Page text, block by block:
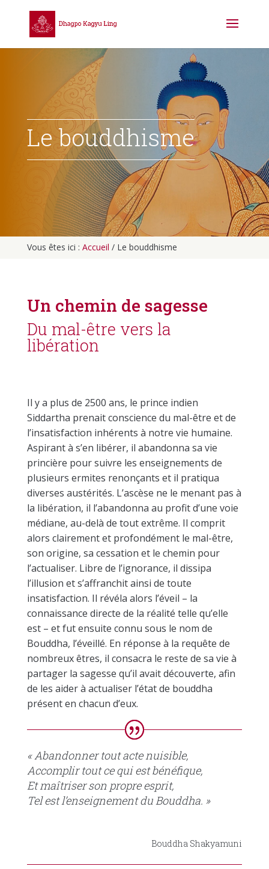
Le bouddhisme
Vous êtes ici : Accueil / Le bouddhisme
Un chemin de sagesse
Du mal-être vers la
libération
Il y a plus de 2500 ans, le prince indien
Siddartha prenait conscience du mal-être et de
l’insatisfaction inhérents à notre vie humaine.
Aspirant à s’en libérer, il abandonna sa vie
princière pour suivre les enseignements de
plusieurs ermites renonçants et il pratiqua
diverses austérités. L’ascèse ne le menant pas à
la libération, il l’abandonna au profit d’une voie
médiane, au-delà de tout extrême. Il comprit
alors clairement et profondément le mal-être,
son origine, sa cessation et le chemin pour
l’actualiser. Libre de l’ignorance, il dissipa
l’illusion et s’affranchit ainsi de toute
insatisfaction. Il révéla alors l’éveil – la
connaissance directe de la réalité telle qu’elle
est – et fut ensuite connu sous le nom de
Bouddha, l’éveillé. En réponse à la requête de
nombreux êtres, il consacra le reste de sa vie à
partager la sagesse qu’il avait découverte, afin
de les aider à actualiser l’état de bouddha
présent en chacun d’eux.
« Abandonner tout acte nuisible,
Accomplir tout ce qui est bénéfique,
Et maîtriser son propre esprit,
Tel est l’enseignement du Bouddha. »
Bouddha Shakyamuni